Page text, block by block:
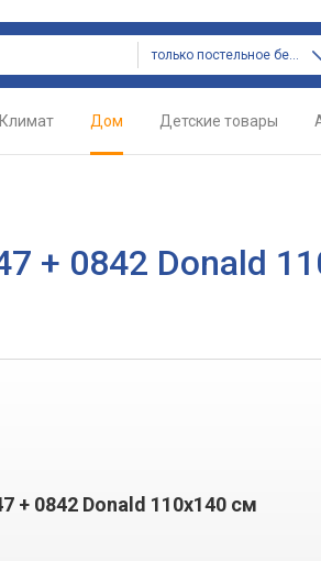
только постельное белье
Климат Дом Детские товары
+ 0842 Donald
+ 0842 Donald 110х140 см